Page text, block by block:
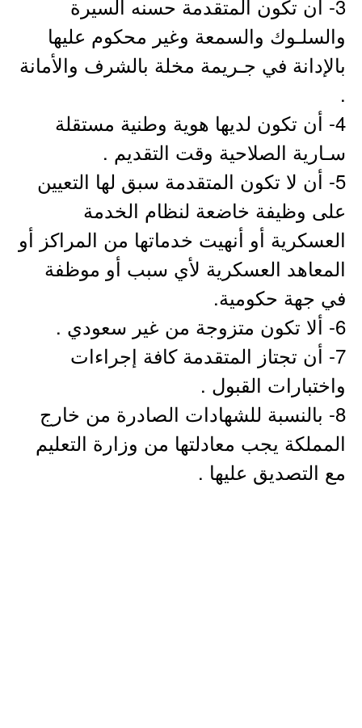
3- أن تكون المتقدمة حسنه السيرة
والسلـوك والسمعة وغير محكوم عليها
بالإدانة في جـريمة مخلة بالشرف والأمانة
.
4- أن تكون لديها هوية وطنية مستقلة
سـارية الصلاحية وقت التقديم .
5- أن لا تكون المتقدمة سبق لها التعيين
على وظيفة خاضعة لنظام الخدمة
العسكرية أو أنهيت خدماتها من المراكز أو
المعاهد العسكرية لأي سبب أو موظفة
في جهة حكومية.
6- ألا تكون متزوجة من غير سعودي .
7- أن تجتاز المتقدمة كافة إجراءات
واختبارات القبول .
8- بالنسبة للشهادات الصادرة من خارج
المملكة يجب معادلتها من وزارة التعليم
مع التصديق عليها .